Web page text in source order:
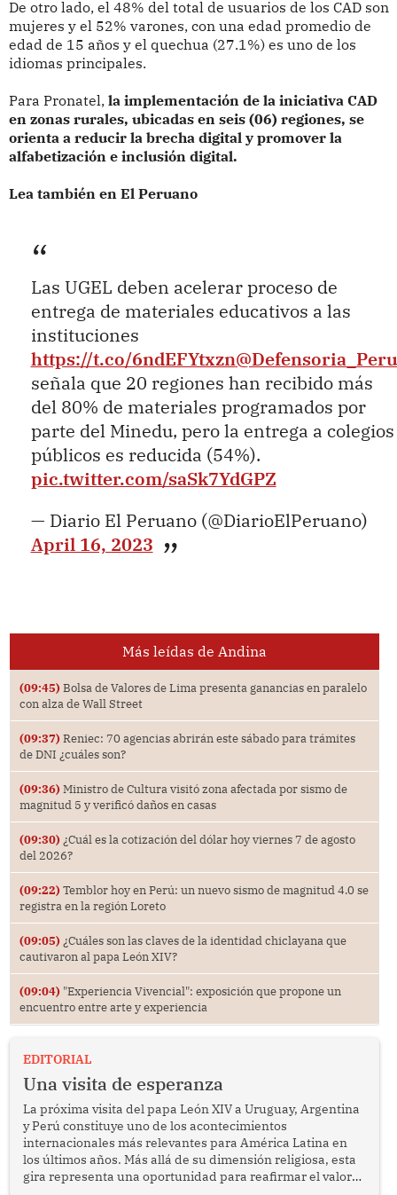
De otro lado, el 48% del total de usuarios de los CAD son
mujeres y el 52% varones, con una edad promedio de
edad de 15 años y el quechua (27.1%) es uno de los
idiomas principales.
Para Pronatel, la implementación de la iniciativa CAD
en zonas rurales, ubicadas en seis (06) regiones, se
orienta a reducir la brecha digital y promover la
alfabetización e inclusión digital.
Lea también en El Peruano
Las UGEL deben acelerar proceso de
entrega de materiales educativos a las
instituciones
https://t.co/6ndEFYtxzn@Defensoria_Peru
señala que 20 regiones han recibido más
del 80% de materiales programados por
parte del Minedu, pero la entrega a colegios
públicos es reducida (54%).
pic.twitter.com/saSk7YdGPZ
— Diario El Peruano (@DiarioElPeruano)
April 16, 2023
Más leídas de Andina
(09:45) Bolsa de Valores de Lima presenta ganancias en paralelo
con alza de Wall Street
(09:37) Reniec: 70 agencias abrirán este sábado para trámites
de DNI ¿cuáles son?
(09:36) Ministro de Cultura visitó zona afectada por sismo de
magnitud 5 y verificó daños en casas
(09:30) ¿Cuál es la cotización del dólar hoy viernes 7 de agosto
del 2026?
(09:22) Temblor hoy en Perú: un nuevo sismo de magnitud 4.0 se
registra en la región Loreto
(09:05) ¿Cuáles son las claves de la identidad chiclayana que
cautivaron al papa León XIV?
(09:04) "Experiencia Vivencial": exposición que propone un
encuentro entre arte y experiencia
EDITORIAL
Una visita de esperanza
La próxima visita del papa León XIV a Uruguay, Argentina
y Perú constituye uno de los acontecimientos
internacionales más relevantes para América Latina en
los últimos años. Más allá de su dimensión religiosa, esta
gira representa una oportunidad para reafirmar el valor